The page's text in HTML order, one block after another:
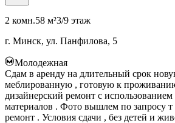
2 комн.58 м²3/9 этаж
г. Минск, ул. Панфилова, 5
Молодежная
Сдам в аренду на длительный срок
меблированную , готовую к
дизайнерский ремонт с
материалов . Фото вышлем по запросу т
ремонт . Условия сдачи , без детей и